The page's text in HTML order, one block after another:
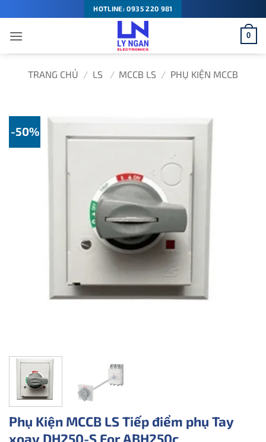
qua
nội
dung
HOTLINE: 0935 220 981
0
TRANG CHỦ / LS / MCCB LS / PHỤ KIỆN MCCB
-50%
Phụ Kiện MCCB LS Tiếp điểm phụ Tay
xoay DH250-S For ABH250c